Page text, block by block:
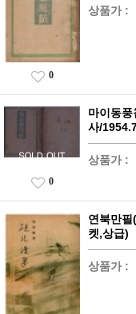
상품가 :
0
마이동
사/
상품가 :
0
연북만
켓,상급)
상품가 :